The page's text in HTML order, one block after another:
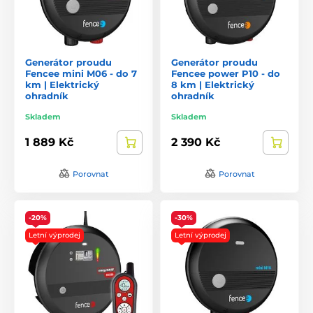
Flexibilní obměňování a překládání výběhu je možné dle
potřeby. Rychlé a lehké sestavené a demontáž dočasných
ohrazení
V porovnání s jinými oploceními nezpůsobuje zvířatům
žádná zranění
Generátor proudu
Fencee mini M06 - do 7
km | Elektrický
ohradník
Skladem
1 889 Kč
Porovnat
Generátor proudu
Fencee power P10 - do
8 km | Elektrický
ohradník
Skladem
2 390 Kč
Porovnat
-20%
Letní výprodej
-30%
Letní výprodej